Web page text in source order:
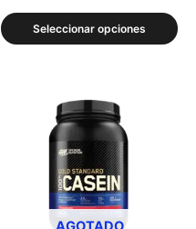
Seleccionar opciones
página
de
producto
tiene
múltiples
variantes.
Las
opciones